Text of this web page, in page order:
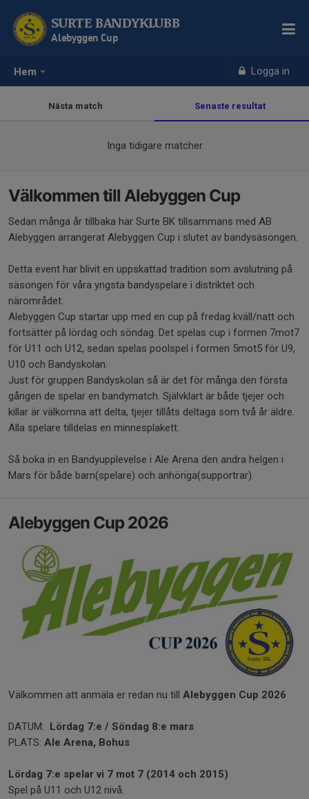
Hem Logga in
SURTE BANDYKLUBB
Alebyggen Cup
Nästa match Senaste resultat
Inga tidigare matcher
Välkommen till Alebyggen Cup
Sedan många år tillbaka har Surte BK tillsammans med AB
Alebyggen arrangerat Alebyggen Cup i slutet av bandysäsongen.
Detta event har blivit en uppskattad tradition som avslutning på
säsongen för våra yngsta bandyspelare i distriktet och
närområdet.
Alebyggen Cup startar upp med en cup på fredag kväll/natt och
fortsätter på lördag och söndag. Det spelas cup i formen 7mot7
för U11 och U12, sedan spelas poolspel i formen 5mot5 för U9,
U10 och Bandyskolan.
Just för gruppen Bandyskolan så är det för många den första
gången de spelar en bandymatch. Självklart är både tjejer och
killar är välkomna att delta, tjejer tillåts deltaga som två år äldre.
Alla spelare tilldelas en minnesplakett.
Så boka in en Bandyupplevelse i Ale Arena den andra helgen i
Mars för både barn(spelare) och anhöriga(supportrar).
Alebyggen Cup 2026
Välkommen att anmäla er redan nu till Alebyggen Cup 2026
DATUM: Lördag 7:e / Söndag 8:e mars
PLATS: Ale Arena, Bohus
Lördag 7:e spelar vi 7 mot 7 (2014 och 2015)
Spel på U11 och U12 nivå.